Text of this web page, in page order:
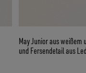
May Junior aus weißem
und Fersendetail aus